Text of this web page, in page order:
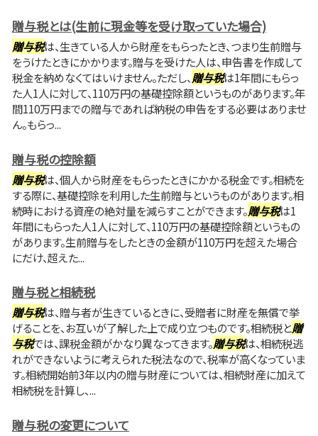
贈与税とは(生前に現金等を受け取っていた場合)
贈与税は、生きている人から財産をもらったとき、つまり生前贈与
をうけたときにかかります。贈与を受けた人は、申告書を作成して
税金を納めなくてはいけません。ただし、贈与税は1年間にもらっ
た人1人に対して、110万円の基礎控除額というものがあります。年
間110万円までの贈与であれば納税の申告をする必要はありませ
ん。もらっ...
贈与税の控除額
贈与税は、個人から財産をもらったときにかかる税金です。相続を
する際に、基礎控除を利用した生前贈与というものがあります。相
続時における資産の絶対量を減らすことができます。贈与税は1
年間にもらった人1人に対して、110万円の基礎控除額というもの
があります。生前贈与をしたときの金額が110万円を超えた場合
にだけ、超えた...
贈与税と相続税
贈与税は、贈与者が生きているときに、受贈者に財産を無償で挙
げることを、お互いが了解した上で成り立つものです。相続税と贈
与税では、課税金額がかなり異なってきます。贈与税は、相続税逃
れができないように考えられた税法なので、税率が高くなっていま
す。相続開始前3年以内の贈与財産については、相続財産に加えて
相続税を計算し、...
贈与税の変更について